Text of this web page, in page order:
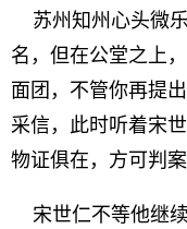
苏州知州心头微
名，但在公堂之上
面团，不管你再提
采信，此时听着宋
物证俱在，方可判
宋世仁不等他继